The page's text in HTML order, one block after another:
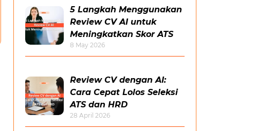
5 Langkah Menggunakan
Review CV AI untuk
Meningkatkan Skor ATS
8 May 2026
Review CV dengan AI:
Cara Cepat Lolos Seleksi
ATS dan HRD
28 April 2026